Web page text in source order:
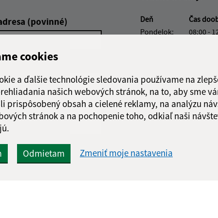
cookies
a ďalšie technológie sledovania používame na
našich webových stránok, na to, aby sme
prispôsobený obsah a cielené reklamy, na analýzu
stránok a na pochopenie toho, odkiaľ naši
Odmietam Zmeniť moje nastavenia
(povinné)
Google reCaptcha Response
Odoslať
Deň Čas
Pondelok:
08:00 -
Piatok:
08:00 -
Obedňajšia